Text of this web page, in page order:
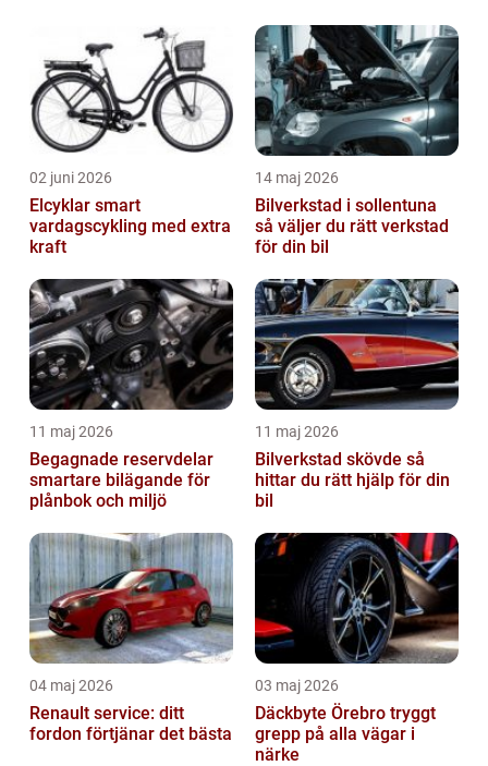
02 juni 2026
Elcyklar smart
vardagscykling med extra
kraft
14 maj 2026
Bilverkstad i sollentuna
så väljer du rätt verkstad
för din bil
11 maj 2026
Begagnade reservdelar
smartare bilägande för
plånbok och miljö
11 maj 2026
Bilverkstad skövde så
hittar du rätt hjälp för din
bil
04 maj 2026
Renault service: ditt
fordon förtjänar det bästa
03 maj 2026
Däckbyte Örebro tryggt
grepp på alla vägar i
närke